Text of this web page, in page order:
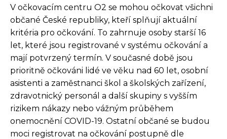
V očkovacím centru O2 se mohou očkovat všichni
občané České republiky, kteří splňují aktuální
kritéria pro očkování. To zahrnuje osoby starší 16
let, které jsou registrované v systému očkování a
mají potvrzený termín. V současné době jsou
prioritně očkováni lidé ve věku nad 60 let, osobní
asistenti a zaměstnanci škol a školských zařízení,
zdravotnický personál a další skupiny s vyšším
rizikem nákazy nebo vážným průběhem
onemocnění COVID-19. Ostatní občané se budou
moci registrovat na očkování postupně dle